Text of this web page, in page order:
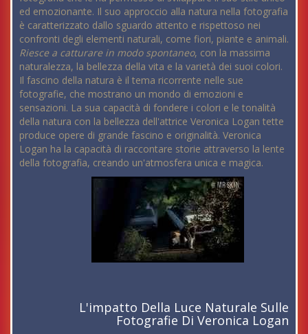
ed emozionante. Il suo approccio alla natura nella fotografia
è caratterizzato dallo sguardo attento e rispettoso nei
confronti degli elementi naturali, come fiori, piante e animali.
Riesce a catturare in modo spontaneo, con la massima
naturalezza, la bellezza della vita e la varietà dei suoi colori.
Il fascino della natura è il tema ricorrente nelle sue
fotografie, che mostrano un mondo di emozioni e
sensazioni. La sua capacità di fondere i colori e le tonalità
della natura con la bellezza dell'attrice Veronica Logan tette
produce opere di grande fascino e originalità. Veronica
Logan ha la capacità di raccontare storie attraverso la lente
della fotografia, creando un'atmosfera unica e magica.
L'impatto Della Luce Naturale Sulle
Fotografie Di Veronica Logan